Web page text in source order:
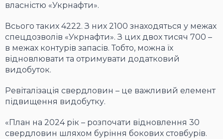
власністю «Укрнафти».
Всього таких 4222. З них 2100 знаходяться у межах
спецдозволів «Укрнафти». З цих двох тисяч 700 –
в межах контурів запасів. Тобто, можна їх
відновлювати та отримувати додатковий
видобуток.
Ревіталізація свердловин – це важливий елемент
підвищення видобутку.
«План на 2024 рік – розпочати відновлення 30
свердловин шляхом буріння бокових стовбурів.